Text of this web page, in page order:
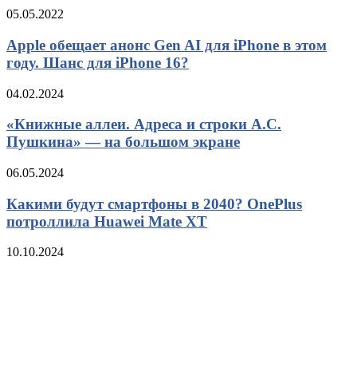
05.05.2022
Apple обещает анонс Gen AI для iPhone в этом
году. Шанс для iPhone 16?
04.02.2024
«Книжные аллеи. Адреса и строки А.С.
Пушкина» — на большом экране
06.05.2024
Какими будут смартфоны в 2040? OnePlus
потроллила Huawei Mate XT
10.10.2024